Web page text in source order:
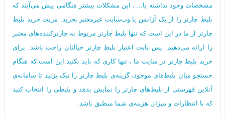
مشخصات وجود نداشته یا... . این مشکلات بیشتر هنگامی پیش می‌آیند که
بلیط چارتر را از یک آژانس یا وب‌سایت غیرمعتبر بخرید. مزیت خرید بلیط
چارتر از ما در این است که تنها بلیط چارتر مربوط به چارترکننده‌های معتبر
را ارائه می‌دهیم. پس بابت اعتبار بلیط چارتر خیالتان راحت باشد. برای
خرید بلیط چارتر در سایت ما ، تنها کاری که باید بکنید این است که هنگام
جستجو میان بلیط‌های موجود، گزینه‌ی بلیط چارتر را تیک بزنید تا سامانه‌ی
آنلاین فهرستی از بلیط‌های چارتر را نمایش بدهد و بلیطی را انتخاب کنید
که با انتظارات و میزان هزینه‌ی شما منطبق باشد.